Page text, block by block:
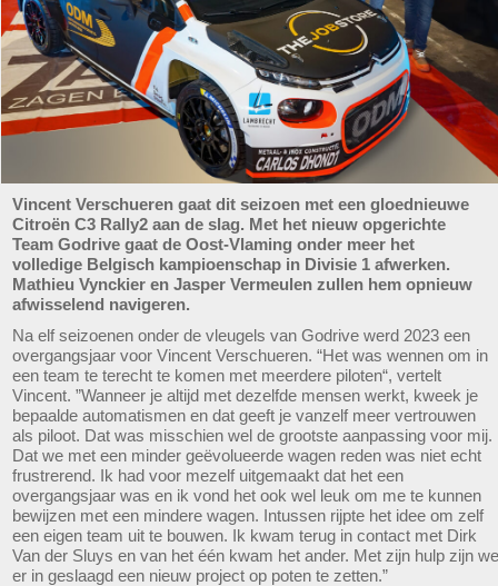
Vincent Verschueren gaat dit seizoen met een gloednieuwe
Citroën C3 Rally2 aan de slag. Met het nieuw opgerichte
Team Godrive gaat de Oost-Vlaming onder meer het
volledige Belgisch kampioenschap in Divisie 1 afwerken.
Mathieu Vynckier en Jasper Vermeulen zullen hem opnieuw
afwisselend navigeren.
Na elf seizoenen onder de vleugels van Godrive werd 2023 een
overgangsjaar voor Vincent Verschueren. “Het was wennen om in
een team te terecht te komen met meerdere piloten“, vertelt
Vincent. ”Wanneer je altijd met dezelfde mensen werkt, kweek je
bepaalde automatismen en dat geeft je vanzelf meer vertrouwen
als piloot. Dat was misschien wel de grootste aanpassing voor mij.
Dat we met een minder geëvolueerde wagen reden was niet echt
frustrerend. Ik had voor mezelf uitgemaakt dat het een
overgangsjaar was en ik vond het ook wel leuk om me te kunnen
bewijzen met een mindere wagen. Intussen rijpte het idee om zelf
een eigen team uit te bouwen. Ik kwam terug in contact met Dirk
Van der Sluys en van het één kwam het ander. Met zijn hulp zijn we
er in geslaagd een nieuw project op poten te zetten.”